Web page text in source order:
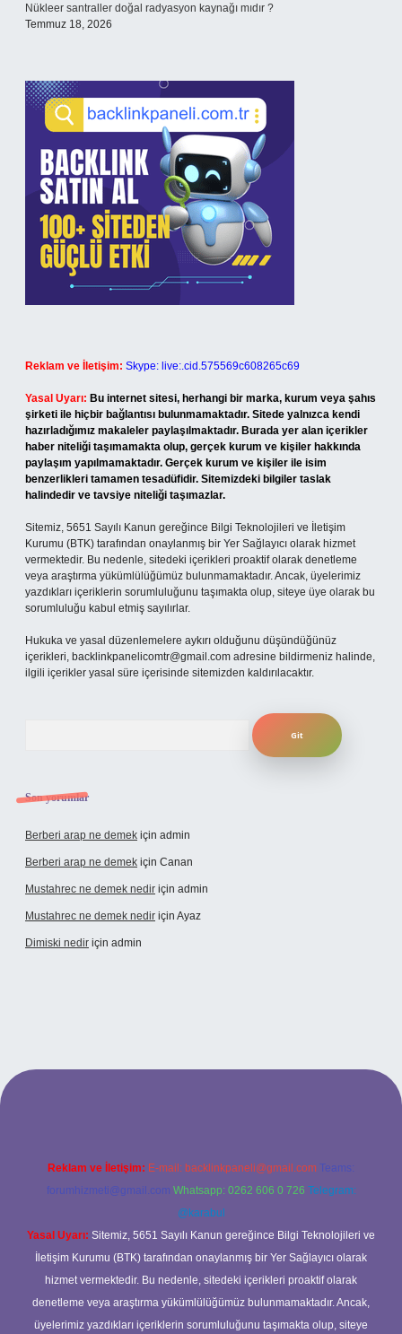
Nükleer santraller doğal radyasyon kaynağı mıdır ?
Temmuz 18, 2026
Reklam ve İletişim: Skype: live:.cid.575569c608265c69
Yasal Uyarı: Bu internet sitesi, herhangi bir marka, kurum veya şahıs
şirketi ile hiçbir bağlantısı bulunmamaktadır. Sitede yalnızca kendi
hazırladığımız makaleler paylaşılmaktadır. Burada yer alan içerikler
haber niteliği taşımamakta olup, gerçek kurum ve kişiler hakkında
paylaşım yapılmamaktadır. Gerçek kurum ve kişiler ile isim
benzerlikleri tamamen tesadüfidir. Sitemizdeki bilgiler taslak
halindedir ve tavsiye niteliği taşımazlar.
Sitemiz, 5651 Sayılı Kanun gereğince Bilgi Teknolojileri ve İletişim
Kurumu (BTK) tarafından onaylanmış bir Yer Sağlayıcı olarak hizmet
vermektedir. Bu nedenle, sitedeki içerikleri proaktif olarak denetleme
veya araştırma yükümlülüğümüz bulunmamaktadır. Ancak, üyelerimiz
yazdıkları içeriklerin sorumluluğunu taşımakta olup, siteye üye olarak bu
sorumluluğu kabul etmiş sayılırlar.
Hukuka ve yasal düzenlemelere aykırı olduğunu düşündüğünüz
içerikleri, backlinkpanelicomtr@gmail.com adresine bildirmeniz halinde,
ilgili içerikler yasal süre içerisinde sitemizden kaldırılacaktır.
Son yorumlar
Berberi arap ne demek için admin
Berberi arap ne demek için Canan
Mustahrec ne demek nedir için admin
Mustahrec ne demek nedir için Ayaz
Dimiski nedir için admin
tulipbett.net/
Reklam ve İletişim: E-mail: backlinkpaneli@gmail.com Teams:
forumhizmeti@gmail.com Whatsapp: 0262 606 0 726 Telegram:
@karabul
Yasal Uyarı: Sitemiz, 5651 Sayılı Kanun gereğince Bilgi Teknolojileri ve
İletişim Kurumu (BTK) tarafından onaylanmış bir Yer Sağlayıcı olarak
hizmet vermektedir. Bu nedenle, sitedeki içerikleri proaktif olarak
denetleme veya araştırma yükümlülüğümüz bulunmamaktadır. Ancak,
üyelerimiz yazdıkları içeriklerin sorumluluğunu taşımakta olup, siteye